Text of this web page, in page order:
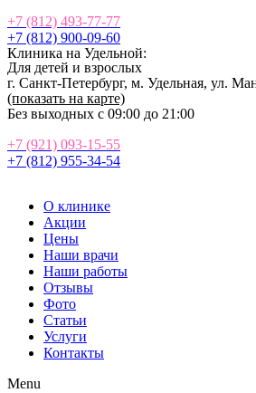
+7 (812) 493-77-77
+7 (812) 900-09-60
Клиника на Удельной:
Для детей и взрослых
г. Санкт-Петербург, м. Удельная, ул.
(показать на карте)
Без выходных с 09:00 до 21:00
+7 (921) 093-15-55
+7 (812) 955-34-54
О клинике
Акции
Цены
Наши врачи
Наши работы
Отзывы
Фото
Статьи
Услуги
Контакты
Menu